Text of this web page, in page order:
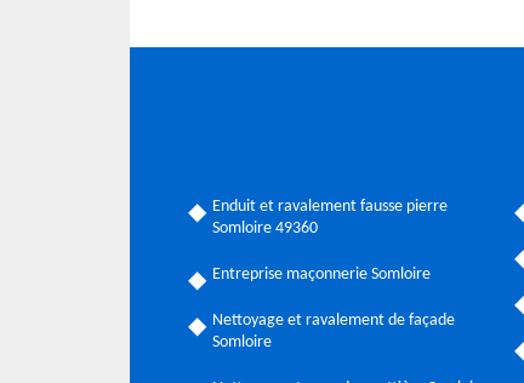
Enduit et ravalement fausse pierre
Somloire 49360
Entreprise maçonnerie Somloire
Nettoyage et ravalement de façade
Somloire